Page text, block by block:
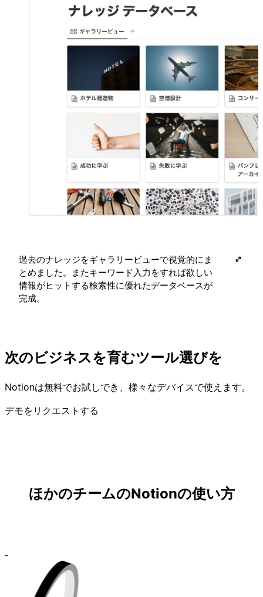
過去のナレッジをギャラリービューで視覚的にま
とめました。またキーワード入力をすれば欲しい
情報がヒットする検索性に優れたデータベースが
完成。
次のビジネスを育むツール選びを
Notionは無料でお試しでき、様々なデバイスで使えます。
デモをリクエストする
ほかのチームのNotionの使い方